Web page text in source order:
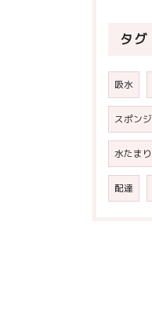
タグ
吸水
スポンジ
水たまり
配達